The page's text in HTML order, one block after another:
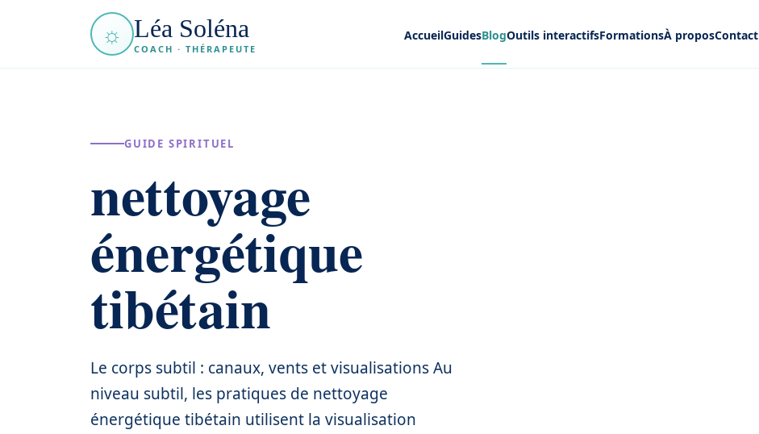
☼ Léa Soléna
COACH · THÉRAPEUTE
AccueilGuidesBlogOutils interactifsFormationsÀ proposContact
GUIDE SPIRITUEL
nettoyage
énergétique
tibétain
Le corps subtil : canaux, vents et visualisations Au
niveau subtil, les pratiques de nettoyage
énergétique tibétain utilisent la visualisation